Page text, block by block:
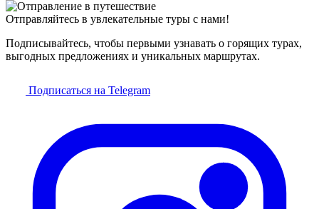
Отправляйтесь в увлекательные туры с нами!
Подписывайтесь, чтобы первыми узнавать о горящих турах,
выгодных предложениях и уникальных маршрутах.
Подписаться на Telegram